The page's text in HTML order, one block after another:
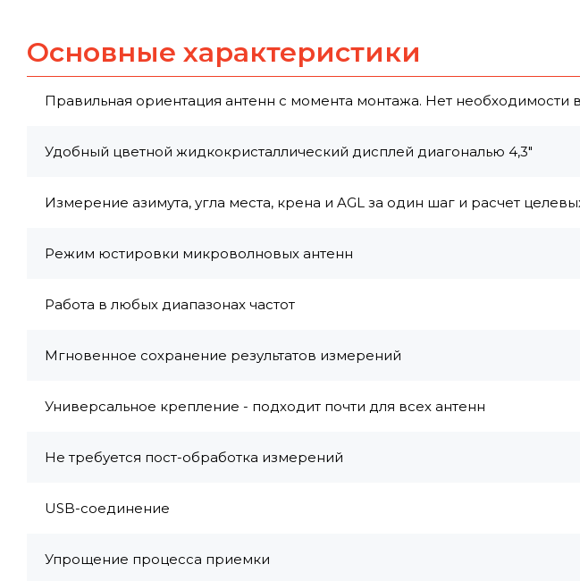
Основные характеристики
Правильная ориентация антенн с момента монтажа. Нет необходимости
Удобный цветной жидкокристаллический дисплей диагональю 4,3"
Измерение азимута, угла места, крена и AGL за один шаг и расчет
Режим юстировки микроволновых антенн
Работа в любых диапазонах частот
Мгновенное сохранение результатов измерений
Универсальное крепление - подходит почти для всех антенн
Не требуется пост-обработка измерений
USB-соединение
Упрощение процесса приемки